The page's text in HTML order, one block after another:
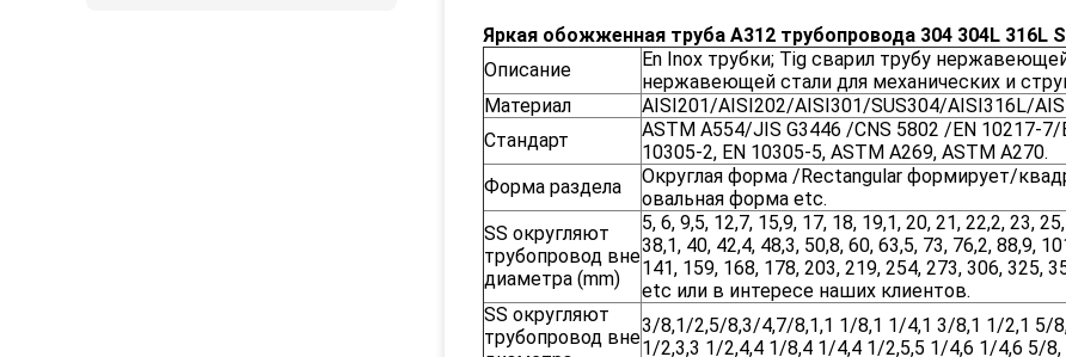
Яркая обожженная труба A312 трубопровода 304 304L 316L
Описание
En Inox трубки; Tig сварил трубу
нержавеющей стали для механических и
Материал
AISI201/AISI202/AISI301/SUS304/AISI316L/
Стандарт
ASTM A554/JIS G3446 /CNS 5802 /EN 10217-7/
10305-2, EN 10305-5, ASTM A269, ASTM A270.
Форма раздела
Округлая форма /Rectangular формирует/
овальная форма etc.
SS округляют
трубопровод вне
диаметра (mm)
5, 6, 9,5, 12,7, 15,9, 17, 18, 19,1, 20, 21, 22,2, 23,
38,1, 40, 42,4, 48,3, 50,8, 60, 63,5, 73, 76,2, 88,9,
141, 159, 168, 178, 203, 219, 254, 273, 306, 325,
etc или в интересе наших клиентов.
SS округляют
трубопровод вне
3/8,1/2,5/8,3/4,7/8,1,1 1/8,1 1/4,1 3/8,1 1/2,1 5/
1/2,3,3 1/2,4,4 1/8,4 1/4,4 1/2,5,5 1/4,6 1/4,6 5/